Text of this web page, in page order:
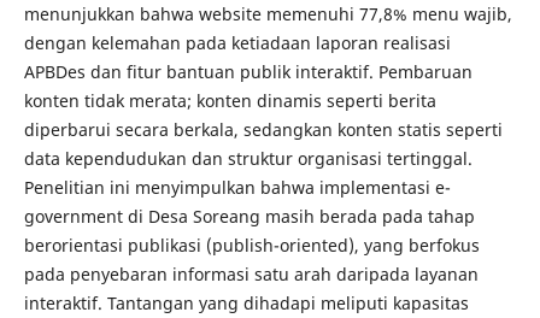
menunjukkan bahwa website memenuhi 77,8% menu wajib,
dengan kelemahan pada ketiadaan laporan realisasi
APBDes dan fitur bantuan publik interaktif. Pembaruan
konten tidak merata; konten dinamis seperti berita
diperbarui secara berkala, sedangkan konten statis seperti
data kependudukan dan struktur organisasi tertinggal.
Penelitian ini menyimpulkan bahwa implementasi e-
government di Desa Soreang masih berada pada tahap
berorientasi publikasi (publish-oriented), yang berfokus
pada penyebaran informasi satu arah daripada layanan
interaktif. Tantangan yang dihadapi meliputi kapasitas